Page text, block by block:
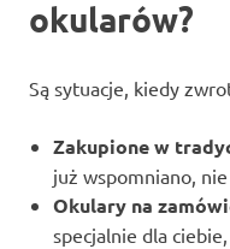
okularów?
Są sytuacje, kiedy
Zakupione w
już wspomniano,
Okulary na
specjalnie dla